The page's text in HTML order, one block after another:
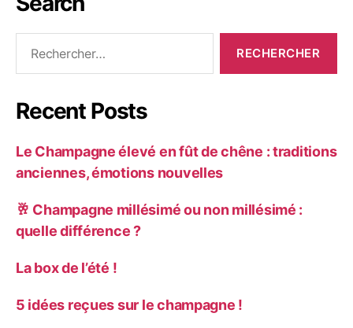
Recent Posts
Le Champagne élevé en fût de chêne : traditions
anciennes, émotions nouvelles
🥂 Champagne millésimé ou non millésimé :
quelle différence ?
La box de l’été !
5 idées reçues sur le champagne !